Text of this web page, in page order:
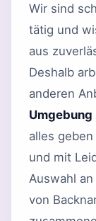
Wir sind
tätig und
aus
Deshalb
anderen
Umgebung
alles
und mit
Auswahl
von